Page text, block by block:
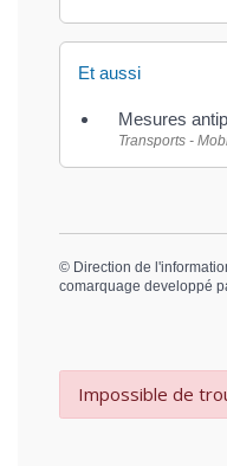
Et aussi
Mesures
Transports -
© Direction de
comarquage developpé
Impossible de